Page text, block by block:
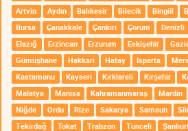
Artvin
Aydın Balıkesir Bilecik Bingöl
Bursa
Çanakkale Çankırı Çorum Denizli
Elazığ
Erzincan Erzurum Eskişehir
Gümüşhane
Hakkari Hatay Isparta
Kastamonu
Kayseri Kırklareli Kırşehir
Malatya
Manisa Kahramanmaraş Mardin
Niğde
Ordu Rize Sakarya Samsun
Tekirdağ
Tokat Trabzon Tunceli